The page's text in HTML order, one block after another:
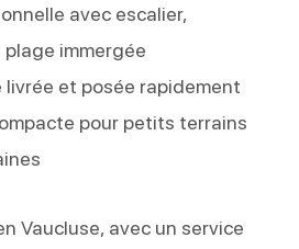
avec escalier,
immergée
livrée et posée rapidement
pour petits terrains
Vaucluse, avec un service